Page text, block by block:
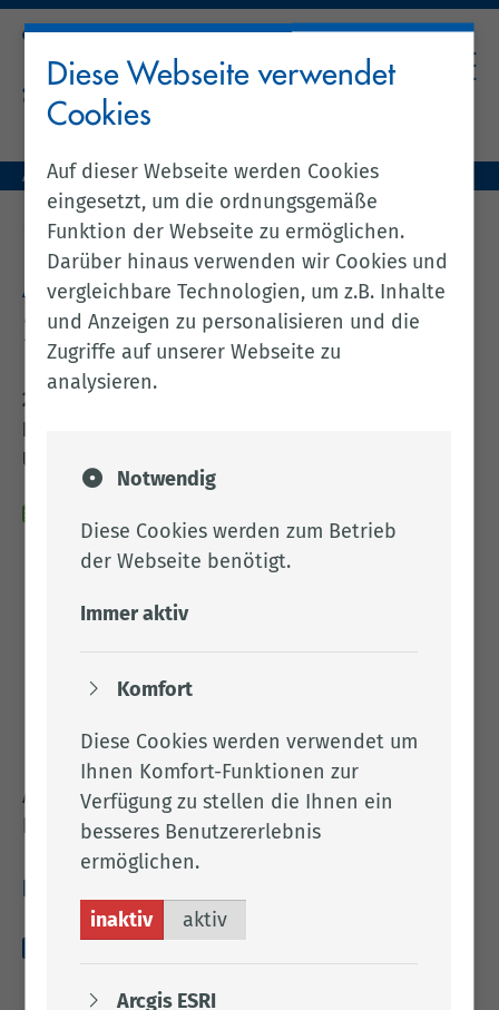
Aktuelles (zentral) Amtsblatt Nr. 24 / 2026 vom 26.02.2026
zurück zur vorherigen Seite
Amtsblatt Nr. 24 / 2026 vom
26.02.2026
2 Bekanntmachungen gem. UVPG über die
Nichtdurchführung einer
Umweltverträglichkeitsprüfung
Bekanntmachung gem. § 5 (2) UVPG* über
Umweltverträglichkeitsprüfung (Löningen)
Bekanntmachung gem. § 5 (2) UVPG* über
Umweltverträglichkeitsprüfung (Essen)
Alles Weitere entnehmen Sie bitte dem
beigefügten Anhang.
Diese Webseite verwendet
Cookies
Auf dieser Webseite werden Cookies
eingesetzt, um die ordnungsgemäße
Funktion der Webseite zu ermöglichen.
Darüber hinaus verwenden wir Cookies und
vergleichbare Technologien, um z.B. Inhalte
und Anzeigen zu personalisieren und die
Zugriffe auf unserer Webseite zu
analysieren.
Notwendig
Diese Cookies werden zum Betrieb
der Webseite benötigt.
Immer aktiv
Komfort
Diese Cookies werden verwendet um
Ihnen Komfort-Funktionen zur
Verfügung zu stellen die Ihnen ein
besseres Benutzererlebnis
ermöglichen.
inaktiv aktiv
Arcgis ESRI